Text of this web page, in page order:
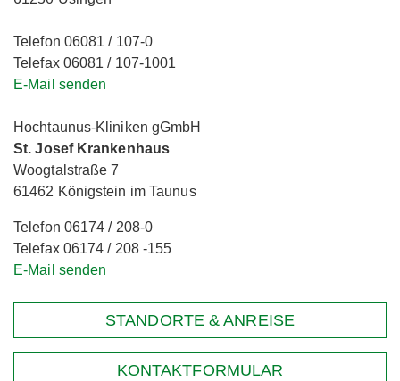
Telefon 06081 / 107-0
Telefax 06081 / 107-1001
E-Mail senden
Hochtaunus-Kliniken gGmbH
St. Josef Krankenhaus
Woogtalstraße 7
61462 Königstein im Taunus
Telefon 06174 / 208-0
Telefax 06174 / 208 -155
E-Mail senden
STANDORTE & ANREISE
KONTAKTFORMULAR